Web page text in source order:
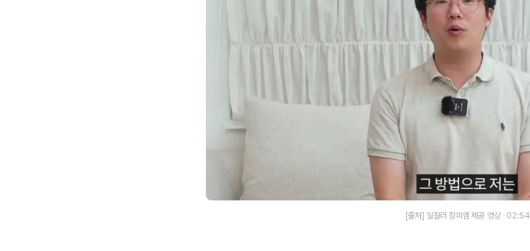
[출처] 일잘러 장피엠 제공 영상 · 02:54